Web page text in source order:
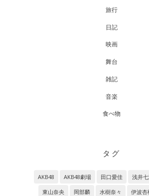
旅行
日記
映画
舞台
雑記
音楽
食べ物
タグ
AKB48 AKB48劇場 田口愛佳 浅井
東山奈央
岡部麟 水樹奈々 伊波杏